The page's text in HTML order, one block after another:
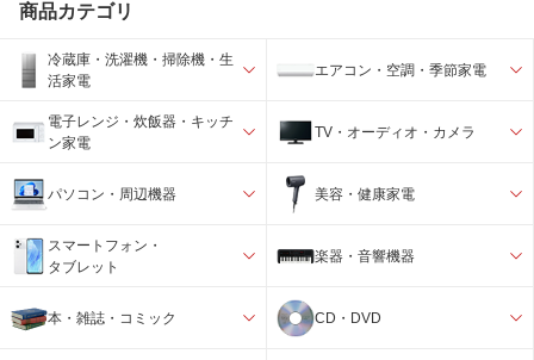
商品カテゴリ
冷蔵庫・洗濯機・掃除機・生
活家電
エアコン・空調・季節家電
電子レンジ・炊飯器・キッチ
ン家電
TV・オーディオ・カメラ
パソコン・周辺機器 美容・健康家電
スマートフォン・
タブレット
楽器・音響機器
本・雑誌・コミック CD・DVD